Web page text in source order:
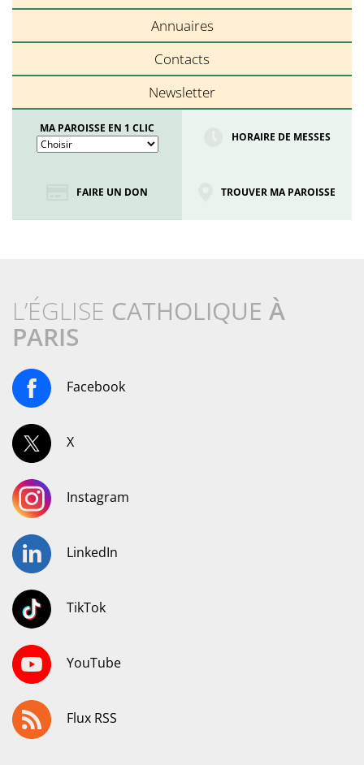
Annuaires
Contacts
Newsletter
MA PAROISSE EN 1 CLIC
HORAIRE DE MESSES
FAIRE UN DON TROUVER MA PAROISSE
L’ÉGLISE CATHOLIQUE À
PARIS
Facebook
X
Instagram
LinkedIn
TikTok
YouTube
Flux RSS